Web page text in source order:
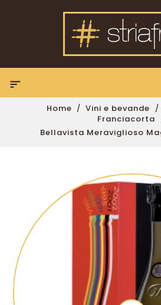

Home Vini e bevande
Franciacorta
Bellavista Meraviglioso